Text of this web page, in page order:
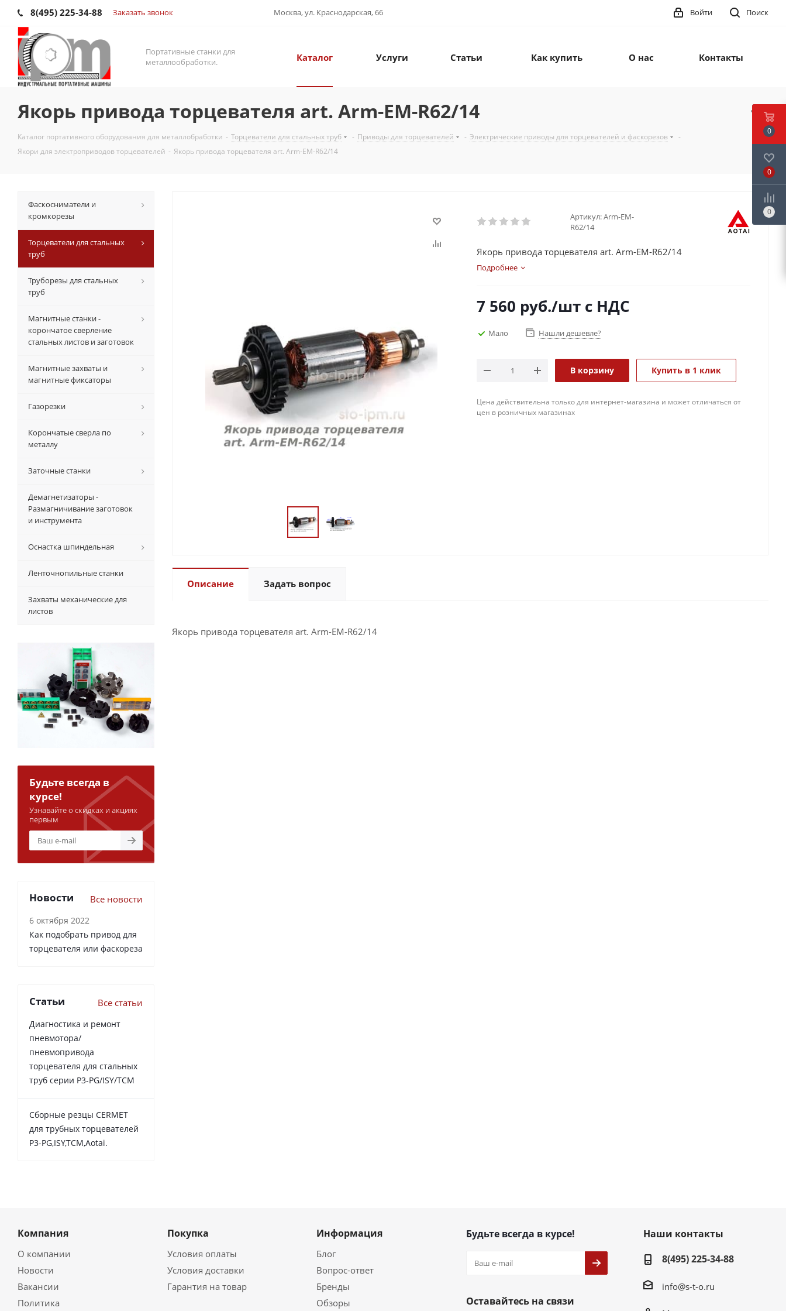
8(495) 225-34-88 Заказать звонок Москва, ул. Краснодарская, 66 Поиск
Войти
Портативные станки для
металлообработки.
Каталог Услуги Статьи Как купить О нас Контакты
Якорь привода торцевателя art. Arm-EM-R62/14
Каталог портативного оборудования для металлобработки - Торцеватели для стальных труб - Приводы для торцевателей - Электрические приводы для торцевателей и фаскорезов
-
Якори для электроприводов торцевателей - Якорь привода торцевателя art. Arm-EM-R62/14
Артикул:Arm-EM-
R62/14
Якорь привода торцевателя art. Arm-EM-R62/14
Подробнее
7 560 руб./шт с НДС
Мало Нашли дешевле?
В корзину Купить в 1 клик
Цена действительна только для интернет-магазина и может отличаться от
цен в розничных магазинах
Описание Задать вопрос
Якорь привода торцевателя art. Arm-EM-R62/14
Фаскосниматели и
кромкорезы
Торцеватели для стальных
труб
Труборезы для стальных
труб
Магнитные станки -
корончатое сверление
стальных листов и заготовок
Магнитные захваты и
магнитные фиксаторы
Газорезки
Корончатые сверла по
металлу
Заточные станки
Демагнетизаторы -
Размагничивание заготовок
и инструмента
Оснастка шпиндельная
Ленточнопильные станки
Захваты механические для
листов
Будьте всегда в
курсе!
Узнавайте о скидках и акциях
первым
Новости Все новости
6 октября 2022
Как подобрать привод для
торцевателя или фаскореза
Статьи Все статьи
Диагностика и ремонт
пневмотора/
пневмопривода
торцевателя для стальных
труб серии P3-PG/ISY/TCM
Сборные резцы CERMET
для трубных торцевателей
P3-PG,ISY,TCM,Aotai.
Компания
О компании
Новости
Вакансии
Политика
Покупка
Условия оплаты
Условия доставки
Гарантия на товар
Информация
Блог
Вопрос-ответ
Бренды
Обзоры
Будьте всегда в курсе!
Оставайтесь на связи
Наши контакты
8(495) 225-34-88
info@s-t-o.ru
0
0
0